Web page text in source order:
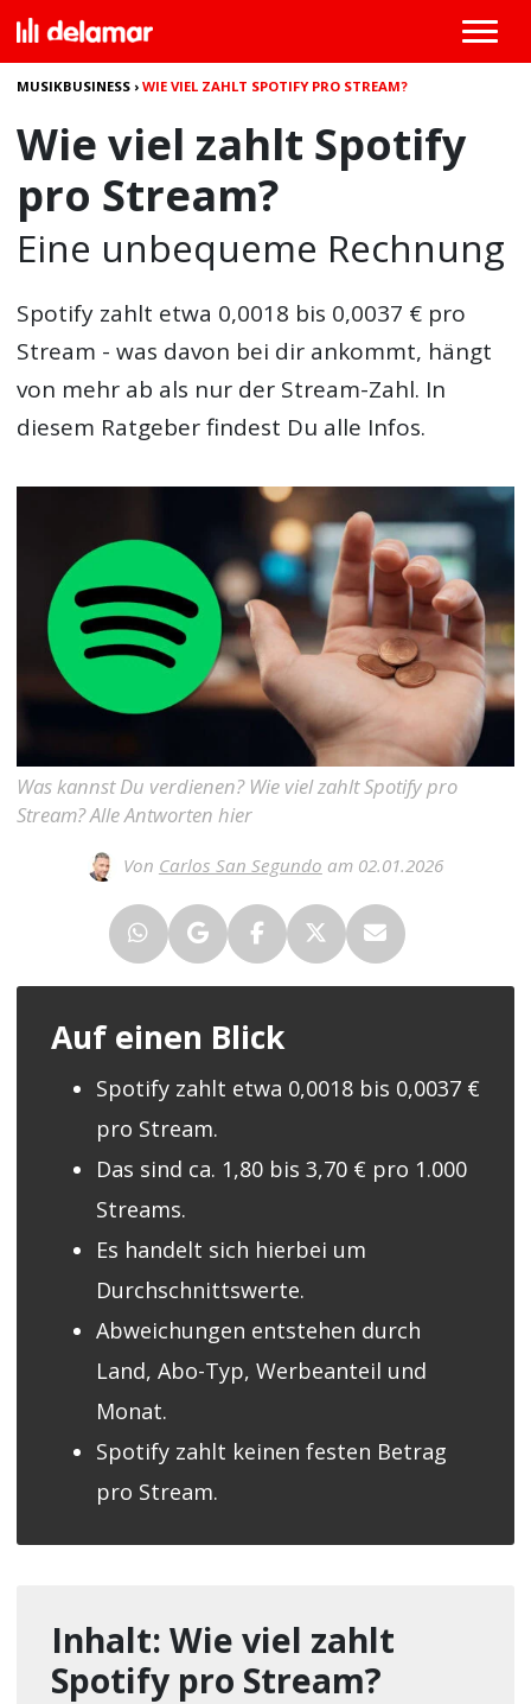
MUSIKBUSINESS ›WIE VIEL ZAHLT SPOTIFY PRO STREAM?
Wie viel zahlt Spotify
pro Stream?
Eine unbequeme Rechnung
Spotify zahlt etwa 0,0018 bis 0,0037 € pro
Stream - was davon bei dir ankommt, hängt
von mehr ab als nur der Stream-Zahl. In
diesem Ratgeber findest Du alle Infos.
Was kannst Du verdienen? Wie viel zahlt Spotify pro
Stream? Alle Antworten hier
Von Carlos San Segundo am 02.01.2026
Auf einen Blick
Spotify zahlt etwa 0,0018 bis 0,0037 €
pro Stream.
Das sind ca. 1,80 bis 3,70 € pro 1.000
Streams.
Es handelt sich hierbei um
Durchschnittswerte.
Abweichungen entstehen durch
Land, Abo-Typ, Werbeanteil und
Monat.
Spotify zahlt keinen festen Betrag
pro Stream.
Inhalt: Wie viel zahlt
Spotify pro Stream?